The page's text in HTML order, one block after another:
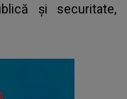
şi securitate,